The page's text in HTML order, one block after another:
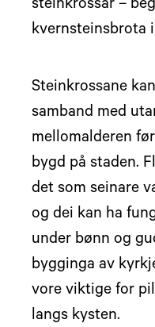
steinkrossar –
kvernsteinsbrota
Steinkrossane
samband med
mellomalderen
bygd på staden.
det som seinare
og dei kan ha
under bønn og
bygginga av
vore viktige for
langs kysten.